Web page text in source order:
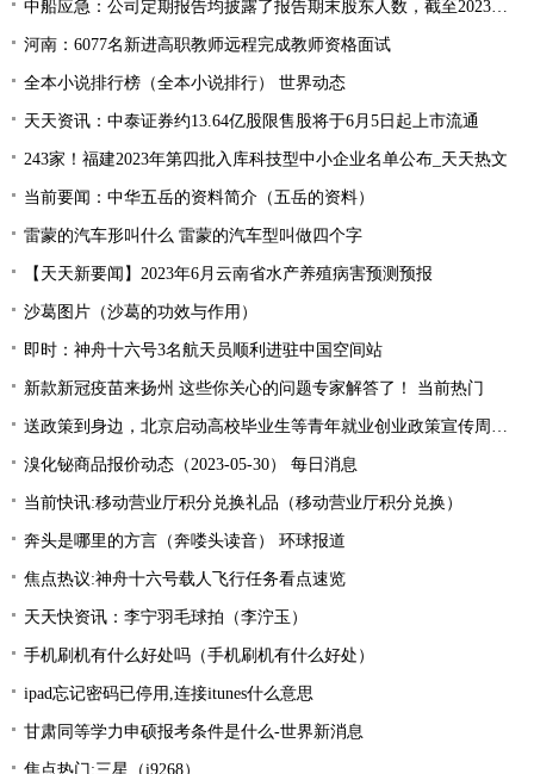
中船应急：公司定期报告均披露了报告期末股东人数，截至2023年3月31日，公司股东总数为45,677 全球热点评
河南：6077名新进高职教师远程完成教师资格面试
全本小说排行榜（全本小说排行） 世界动态
天天资讯：中泰证券约13.64亿股限售股将于6月5日起上市流通
243家！福建2023年第四批入库科技型中小企业名单公布_天天热文
当前要闻：中华五岳的资料简介（五岳的资料）
雷蒙的汽车形叫什么 雷蒙的汽车型叫做四个字
【天天新要闻】2023年6月云南省水产养殖病害预测预报
沙葛图片（沙葛的功效与作用）
即时：神舟十六号3名航天员顺利进驻中国空间站
新款新冠疫苗来扬州 这些你关心的问题专家解答了！ 当前热门
送政策到身边，北京启动高校毕业生等青年就业创业政策宣传周活动
溴化铋商品报价动态（2023-05-30） 每日消息
当前快讯:移动营业厅积分兑换礼品（移动营业厅积分兑换）
奔头是哪里的方言（奔喽头读音） 环球报道
焦点热议:神舟十六号载人飞行任务看点速览
天天快资讯：李宁羽毛球拍（李泞玉）
手机刷机有什么好处吗（手机刷机有什么好处）
ipad忘记密码已停用,连接itunes什么意思
甘肃同等学力申硕报考条件是什么-世界新消息
焦点热门:三星（i9268）